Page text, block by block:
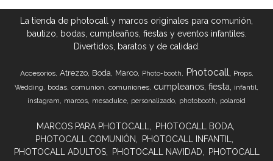
La tienda de photocall y marcos originales para comunión,
bautizo, bodas, cumpleaños, fiestas y eventos infantiles.
Divertidos, baratos y de calidad.
Accesorios Atrezzo Boda Marco Photo-booth Photocall Props
Wedding bodas comunion comuniones cumpleanos fiesta infantil
instagram marcos mesadulce personalizado photobooth polaroid
MARCOS PARA PHOTOCALL
PHOTOCALL BODA
PHOTOCALL COMUNIÓN
PHOTOCALL INFANTIL
PHOTOCALL ADULTOS
PHOTOCALL NAVIDAD
PHOTOCALL